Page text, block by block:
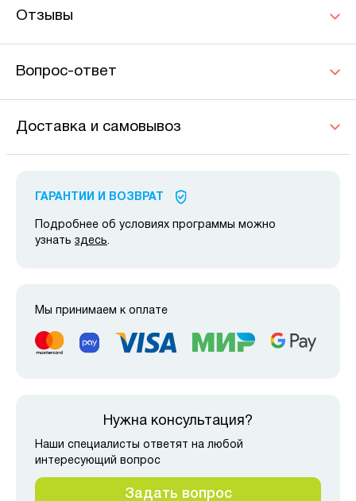
Отзывы
Вопрос-ответ
Доставка и самовывоз
ГАРАНТИИ И ВОЗВРАТ
Подробнее об условиях программы можно
узнать здесь.
Мы принимаем к оплате
Нужна консультация?
Наши специалисты ответят на любой
интересующий вопрос
Задать вопрос